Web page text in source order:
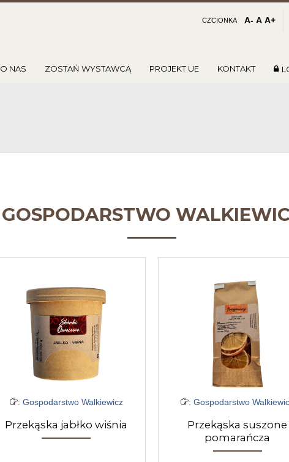
CZCIONKA A- A A+
O NAS ZOSTAŃ WYSTAWCĄ PROJEKT UE KONTAKT
GOSPODARSTWO
: Gospodarstwo Walkiewicz
Przekąska jabłko wiśnia
: Gospodarstwo
Przekąska suszone
pomarańcza